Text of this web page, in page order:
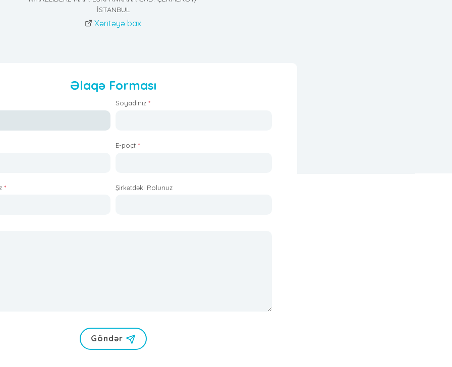
İSTANBUL
Xəritəyə bax
Əlaqə Forması
Soyadınız *
E-poçt *
* Şirkətdəki Rolunuz
Göndər